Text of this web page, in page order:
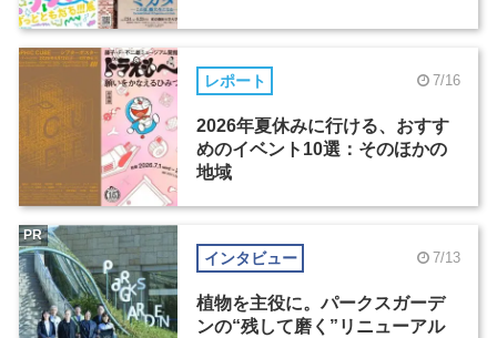
レポート 7/16
2026年夏休みに行ける、おすす
めのイベント10選：そのほかの
地域
インタビュー 7/13
植物を主役に。パークスガーデ
ンの“残して磨く”リニューアル
PR